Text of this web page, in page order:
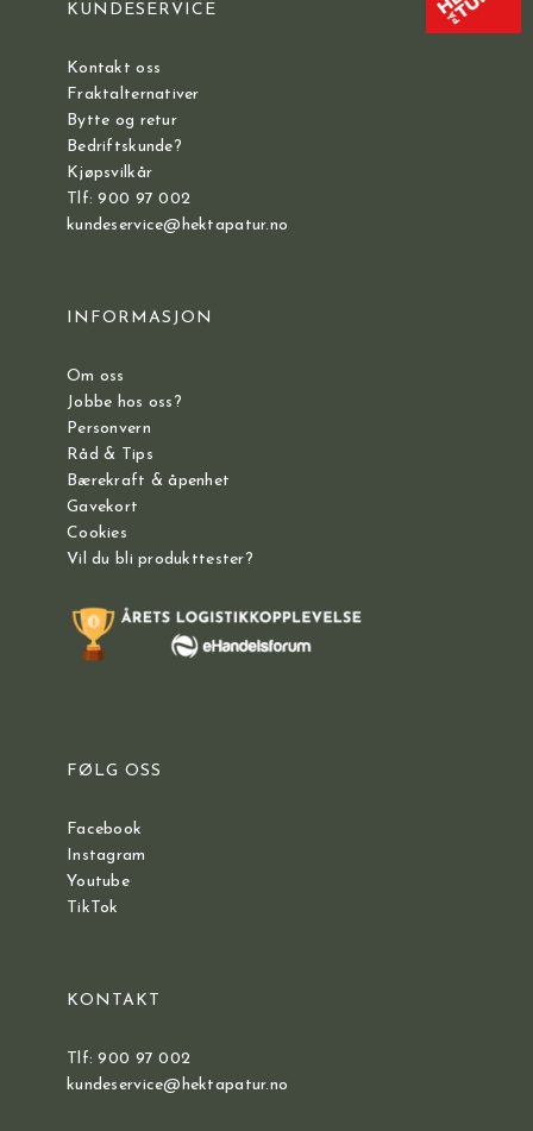
KUNDESERVICE
Kontakt oss
Fraktalternativer
Bytte og retur
Bedriftskunde?
Kjøpsvilkår
Tlf: 900 97 002
kundeservice@hektapatur.no
INFORMASJON
Om oss
Jobbe hos oss?
Personvern
Råd & Tips
Bærekraft & åpenhet
Gavekort
Cookies
Vil du bli produkttester?
FØLG OSS
Facebook
Instagram
Youtube
TikTok
KONTAKT
Tlf: 900 97 002
kundeservice@hektapatur.no